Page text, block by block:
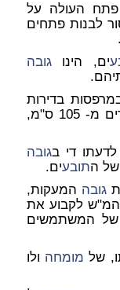
פתח העולה על
לבנות פתחים
ים, הינוגובה
בדירות
ים נמוכות במספר סנטימטרים מ- 105 ס"מ,
די בגובה
של התובעים.
גובה המעקות,
לקבוע את
של המשתמשים
של מומחה ולו